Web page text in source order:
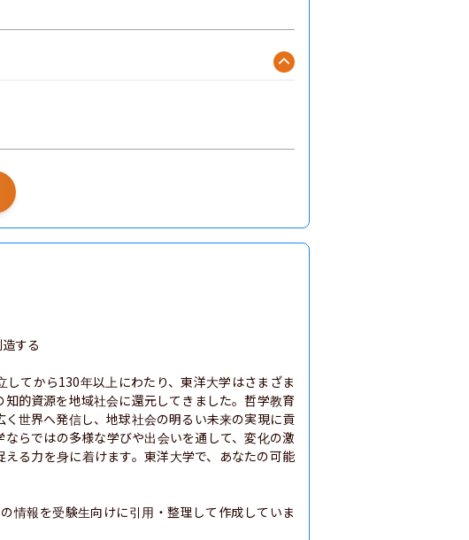
する
てから130年以上にわたり、東洋大学はさまざま
的資源を地域社会に還元してきました。哲学教育
世界へ発信し、地球社会の明るい未来の実現に貢
らではの多様な学びや出会いを通して、変化の激
る力を身に着けます。東洋大学で、あなたの可能
情報を受験生向けに引用・整理して作成していま